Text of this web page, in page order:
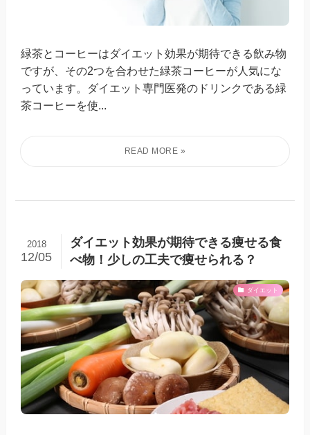
緑茶とコーヒーはダイエット効果が期待できる飲み物
ですが、その2つを合わせた緑茶コーヒーが人気にな
っています。ダイエット専門医発のドリンクである緑
茶コーヒーを使...
ダイエット効果が期待できる痩せる食
べ物！少しの工夫で痩せられる？
2018
12/05
ダイエット